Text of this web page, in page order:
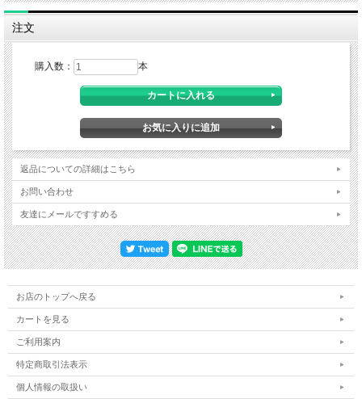
注文
購入数： 本
返品についての詳細はこちら
お問い合わせ
友達にメールですすめる
お店のトップへ戻る
カートを見る
ご利用案内
特定商取引法表示
個人情報の取扱い